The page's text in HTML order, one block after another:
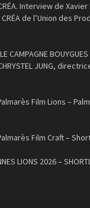
Interview de
de l’Union des
CAMPAGNE
JUNG,
Film Lions –
Film Craft –
LIONS 2026 –